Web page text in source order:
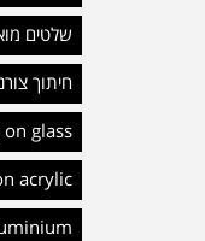
שלטים
חיתוך
glass
acrylic